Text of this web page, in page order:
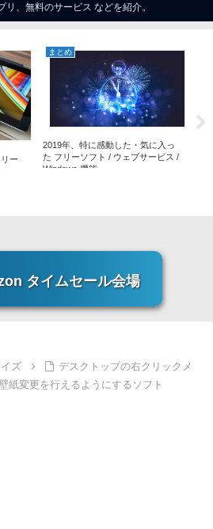
リ、無料のサービス などを紹介。
ー
まとめ
2019年、特に感動した・気に入っ
た フリーソフト / ウェブサービス /
Windows 機能
タイムセール会場
ズ
デスクトップの右クリックメ
紙変更を行えるようにするソフト